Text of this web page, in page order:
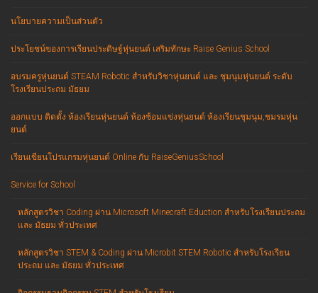
นโยบายความเป็นส่วนตัว
ประโยชน์ของการเรียนประดิษฐ์หุ่นยนต์ เสริมทักษะ Raise Genius School
อบรมครูหุ่นยนต์ STEAM Robotic สำหรับวิชาหุ่นยนต์ และ ชุมนุมหุ่นยนต์ ระดับ
โรงเรียนประถม มัธยม
ออกแบบ ติดตั้ง ห้องเรียนหุ่นยนต์ ห้องซ้อมแข่งหุ่นยนต์ ห้องเรียนชุมนุม,ชมรมหุ่น
ยนต์
เรียนเขียนโปรแกรมหุ่นยนต์ Online กับ RaiseGeniusSchool
Service for School
หลักสูตรวิชา Coding ผ่าน Microsoft Minecraft Eduction สำหรับโรงเรียนประถม
และ มัธยม ทั่วประเทศ
หลักสูตรวิชา STEM & Coding ผ่าน Microbit STEM Robotic สำหรับโรงเรียน
ประถม และ มัธยม ทั่วประเทศ